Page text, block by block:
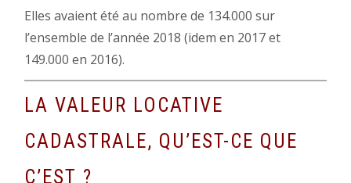
Elles avaient été au nombre de 134.000 sur
l’ensemble de l’année 2018 (idem en 2017 et
149.000 en 2016).
LA VALEUR LOCATIVE
CADASTRALE, QU’EST-CE QUE
C’EST ?